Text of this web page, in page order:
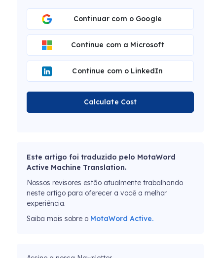
Continuar com o Google
Continue com a Microsoft
Continue com o LinkedIn
Calculate Cost
Este artigo foi traduzido pelo MotaWord
Active Machine Translation.
Nossos revisores estão atualmente trabalhando
neste artigo para oferecer a você a melhor
experiência.
Saiba mais sobre o MotaWord Active.